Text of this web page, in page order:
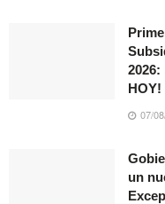
2026:
HOY!
07/
un